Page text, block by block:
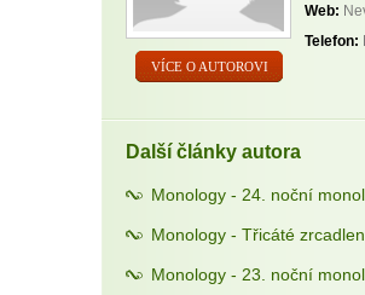
VÍCE O AUTOROVI
Web:
Telefon:
Další články autora
Monology - 24. noční
Monology - Třicáté
Monology - 23. noční